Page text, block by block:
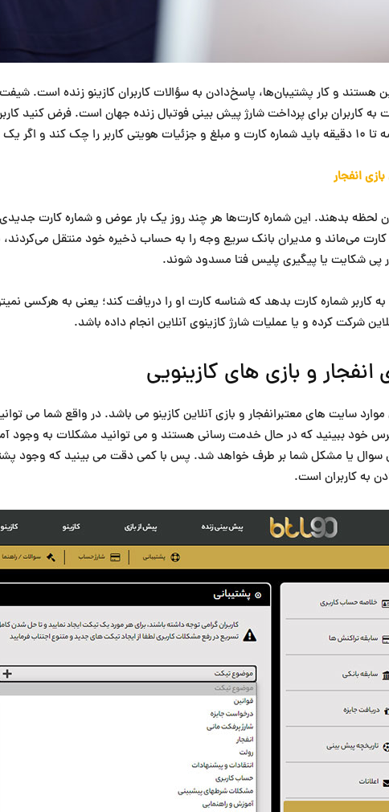
به کاربران برای پرداخت شارژ پیش بینی فوتبال زنده جهان است. فرض کنید
خواهد شد.
انفجار
لحظه بدهند. این شماره کارت‌ها هر چند روز یک ‌بار عوض و شماره کارت
کارت می‌ماند و مدیران بانک سریع وجه را به حساب ذخیره خود منتقل می‌کردند،
پی شکایت یا پیگیری پلیس فتا مسدود شوند.
کاربر شماره کارت بدهد که شناسه کارت او را دریافت کند؛ یعنی به هرکسی
شرکت کرده و یا عملیات شارژ کازینوی آنلاین انجام داده باشد.
انفجار و بازی های کازینویی
خود ببینید که در حال خدمت رسانی هستند و می توانید مشکلات به وجود
یا مشکل شما بر طرف خواهد شد. پس با کمی دقت می بینید که وجود
به کاربران است.